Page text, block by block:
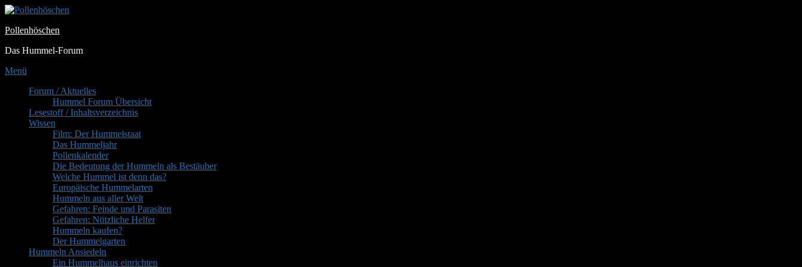
Zum
springen
Pollenhöschen
Das Hummel-Forum
Menü
PrimäresForum / Aktuelles
Hummel Forum Übersicht
Lesestoff / Inhaltsverzeichnis
Wissen
Film: Der Hummelstaat
Das Hummeljahr
Pollenkalender
Die Bedeutung der Hummeln als Bestäuber
Welche Hummel ist denn das?
Europäische Hummelarten
Hummeln aus aller Welt
Gefahren: Feinde und Parasiten
Gefahren: Nützliche Helfer
Hummeln kaufen?
Der Hummelgarten
Hummeln Ansiedeln
Ein Hummelhaus einrichten